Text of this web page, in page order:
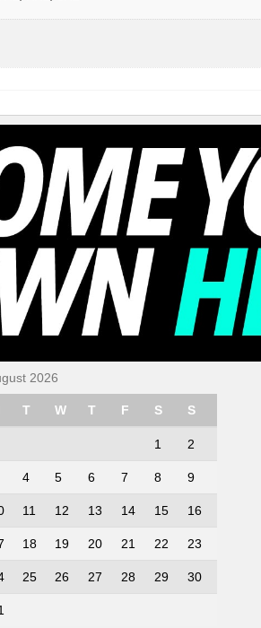
2026
T W T F S S
1 2
4 5 6 7 8 9
11 12 13 14 15 16
18 19 20 21 22 23
25 26 27 28 29 30